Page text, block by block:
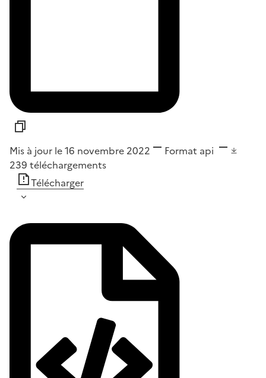
Mis à jour le 16 novembre 2022 Format api
239 téléchargements
Télécharger